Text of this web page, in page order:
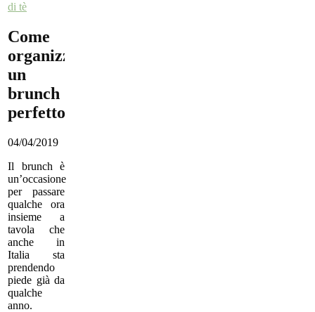
di tè
Come
organizzare
un
brunch
perfetto.
04/04/2019
Il brunch è
un’occasione
per passare
qualche ora
insieme a
tavola che
anche in
Italia sta
prendendo
piede già da
qualche
anno.